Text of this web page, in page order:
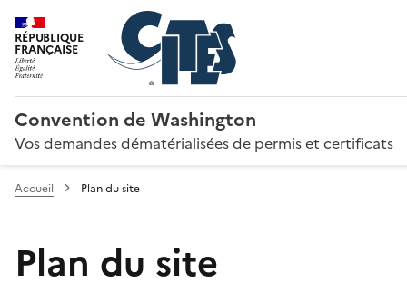
RÉPUBLIQUE
FRANÇAISE
Convention de Washington
Vos demandes dématérialisées de permis et certificats
Accueil Plan du site
Plan du site